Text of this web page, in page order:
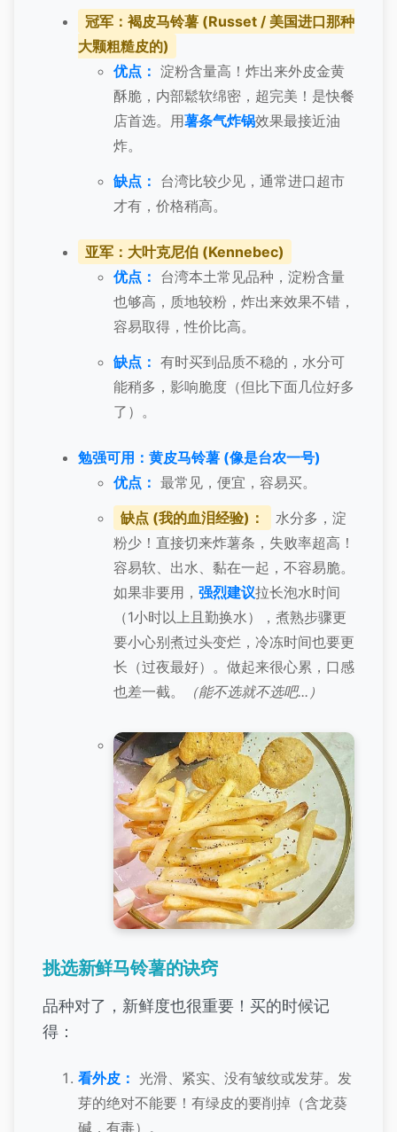
冠军：褐皮马铃薯 (Russet / 美国进口那种
大颗粗糙皮的)
优点： 淀粉含量高！炸出来外皮金黄
酥脆，内部鬆软绵密，超完美！是快餐
店首选。用薯条气炸锅效果最接近油
炸。
缺点： 台湾比较少见，通常进口超市
才有，价格稍高。
亚军：大叶克尼伯 (Kennebec)
优点： 台湾本土常见品种，淀粉含量
也够高，质地较粉，炸出来效果不错，
容易取得，性价比高。
缺点： 有时买到品质不稳的，水分可
能稍多，影响脆度（但比下面几位好多
了）。
勉强可用：黄皮马铃薯 (像是台农一号)
优点： 最常见，便宜，容易买。
缺点 (我的血泪经验)：
水分多，淀
粉少！直接切来炸薯条，失败率超高！
容易软、出水、黏在一起，不容易脆。
如果非要用， 强烈建议拉长泡水时间
（1小时以上且勤换水），煮熟步骤更
要小心别煮过头变烂，冷冻时间也要更
长（过夜最好）。做起来很心累，口感
也差一截。
（能不选就不选吧...）
挑选新鲜马铃薯的诀窍
品种对了，新鲜度也很重要！买的时候记
得：
看外皮： 光滑、紧实、没有皱纹或发芽。发
芽的绝对不能要！有绿皮的要削掉（含龙葵
碱，有毒）。